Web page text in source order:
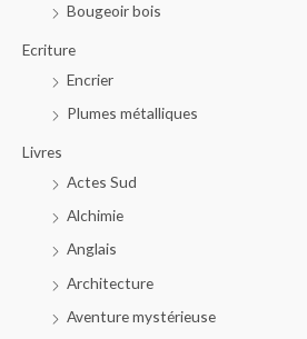
Bougeoir bois
Ecriture
Encrier
Plumes métalliques
Livres
Actes Sud
Alchimie
Anglais
Architecture
Aventure mystérieuse